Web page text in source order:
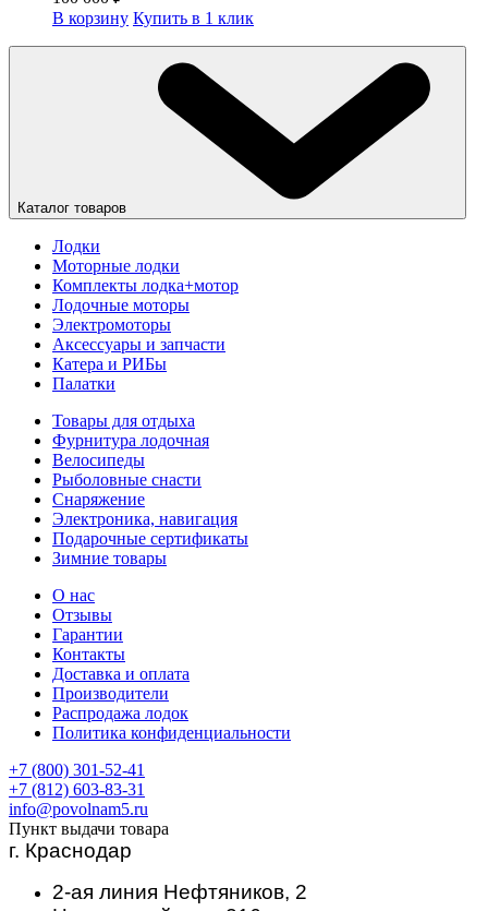
В корзину Купить в 1 клик
Каталог товаров
Лодки
Моторные лодки
Комплекты лодка+мотор
Лодочные моторы
Электромоторы
Аксессуары и запчасти
Катера и РИБы
Палатки
Товары для отдыха
Фурнитура лодочная
Велосипеды
Рыболовные снасти
Снаряжение
Электроника, навигация
Подарочные сертификаты
Зимние товары
О нас
Отзывы
Гарантии
Контакты
Доставка и оплата
Производители
Распродажа лодок
Политика конфиденциальности
+7 (800) 301-52-41
+7 (812) 603-83-31
info@povolnam5.ru
Пункт выдачи товара
г. Краснодар
2-ая линия Нефтяников, 2